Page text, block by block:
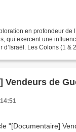
en profondeur de
qui exercent une
d’Israël. Les Colons (1 &
Vendeurs de